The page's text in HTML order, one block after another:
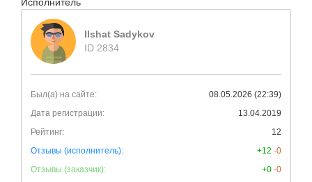
Ilshat Sadykov
ID 2834
Был(а) на сайте:
08.05.2026 (22:39)
Дата регистрации:
13.04.2019
Рейтинг:
12
Отзывы (исполнитель):
+12 -0
Отзывы (заказчик):
+0 -0